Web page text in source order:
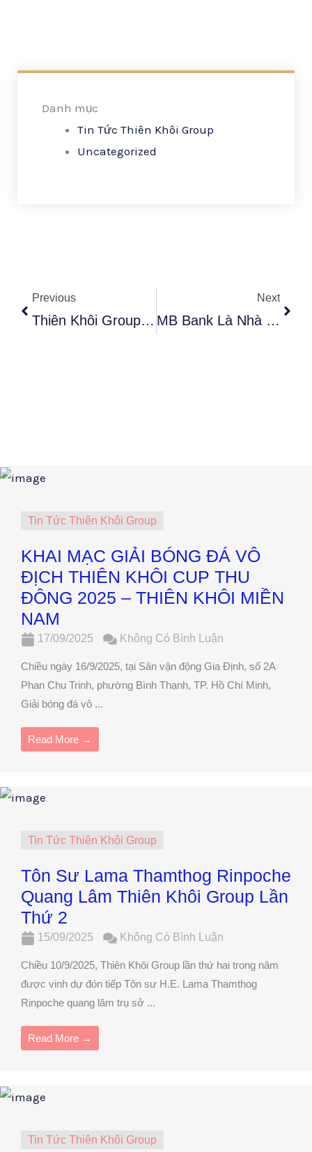
Danh mục
Tin Tức Thiên Khôi Group
Uncategorized
Previous
Thiên Khôi Group Vinh Hạnh Đón Nhận Phước Báu Từ Tôn Sư Lama Thamthog Rinpoche
Next
MB Bank Là Nhà Tài Trợ Chính Của Thiên Khôi FC Năm 2025
Tin Tức Thiên Khôi Group
KHAI MẠC GIẢI BÓNG ĐÁ VÔ
ĐỊCH THIÊN KHÔI CUP THU
ĐÔNG 2025 – THIÊN KHÔI MIỀN
NAM
17/09/2025 Không Có Bình Luận
Chiều ngày 16/9/2025, tại Sân vận động Gia Định, số 2A
Phan Chu Trinh, phường Bình Thạnh, TP. Hồ Chí Minh,
Giải bóng đá vô ...
Read More →
Tin Tức Thiên Khôi Group
Tôn Sư Lama Thamthog Rinpoche
Quang Lâm Thiên Khôi Group Lần
Thứ 2
15/09/2025 Không Có Bình Luận
Chiều 10/9/2025, Thiên Khôi Group lần thứ hai trong năm
được vinh dự đón tiếp Tôn sư H.E. Lama Thamthog
Rinpoche quang lâm trụ sở ...
Read More →
Tin Tức Thiên Khôi Group